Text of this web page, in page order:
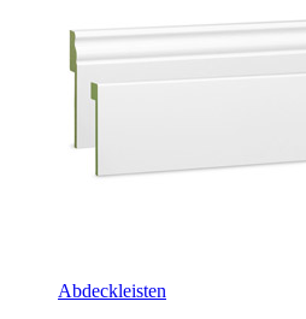
Abdeckleisten